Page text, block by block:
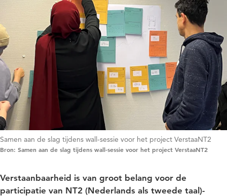
Samen aan de slag tijdens wall-sessie voor het project VerstaaNT2
Bron: Samen aan de slag tijdens wall-sessie voor het project VerstaaNT2
Verstaanbaarheid is van groot belang voor de
participatie van NT2 (Nederlands als tweede taal)-